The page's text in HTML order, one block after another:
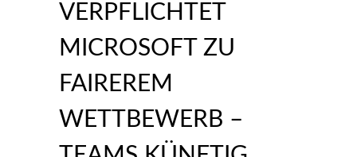
VERPFLICHTET
MICROSOFT ZU
FAIREREM
WETTBEWERB –